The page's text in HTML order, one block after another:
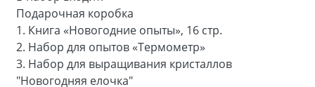
Подарочная коробка
1. Книга «Новогодние опыты», 16 стр.
2. Набор для опытов «Термометр»
3. Набор для выращивания кристаллов
"Новогодняя елочка"